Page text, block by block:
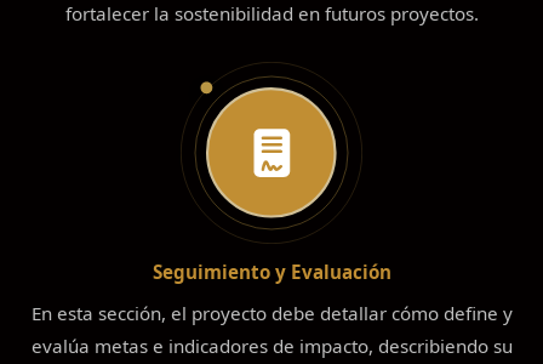
fortalecer la sostenibilidad en futuros proyectos.
Seguimiento y Evaluación
En esta sección, el proyecto debe detallar cómo define y
evalúa metas e indicadores de impacto, describiendo su